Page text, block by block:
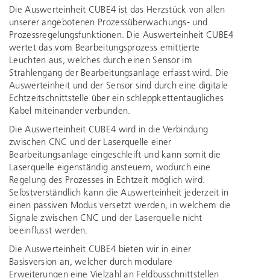
Die Auswerteinheit CUBE4 ist das Herzstück von allen
unserer angebotenen Prozessüberwachungs- und
Prozessregelungsfunktionen. Die Auswerteinheit CUBE4
wertet das vom Bearbeitungsprozess emittierte
Leuchten aus, welches durch einen Sensor im
Strahlengang der Bearbeitungsanlage erfasst wird. Die
Auswerteinheit und der Sensor sind durch eine digitale
Echtzeitschnittstelle über ein schleppkettentaugliches
Kabel miteinander verbunden.
Die Auswerteinheit CUBE4 wird in die Verbindung
zwischen CNC und der Laserquelle einer
Bearbeitungsanlage eingeschleift und kann somit die
Laserquelle eigenständig ansteuern, wodurch eine
Regelung des Prozesses in Echtzeit möglich wird.
Selbstverständlich kann die Auswerteinheit jederzeit in
einen passiven Modus versetzt werden, in welchem die
Signale zwischen CNC und der Laserquelle nicht
beeinflusst werden.
Die Auswerteinheit CUBE4 bieten wir in einer
Basisversion an, welcher durch modulare
Erweiterungen eine Vielzahl an Feldbusschnittstellen